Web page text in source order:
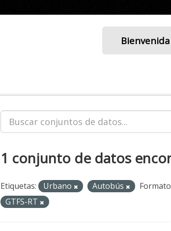
Bienvenida
1 conjunto de datos
Etiquetas: Urbano Autobús
GTFS-RT